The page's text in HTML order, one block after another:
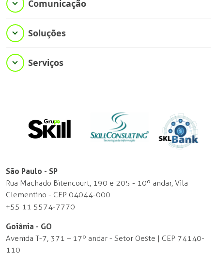
Comunicação
Soluções
Serviços
São Paulo - SP
Rua Machado Bitencourt, 190 e 205 - 10º andar, Vila
Clementino - CEP 04044-000
+55 11 5574-7770
Goiânia - GO
Avenida T-7, 371 – 17º andar - Setor Oeste | CEP 74140-
110